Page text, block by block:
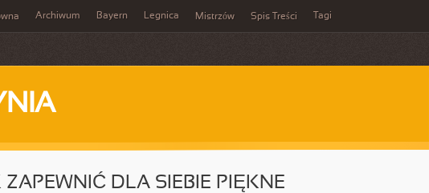
Archiwum Bayern Legnica Mistrzów Spis Treści Tagi
ZAPEWNIĆ DLA SIEBIE PIĘKNE